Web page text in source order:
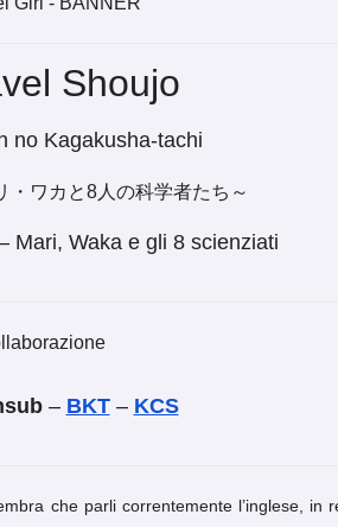
Shoujo
no Kagakusha-tachi
・ワカと8人の科学者たち～
Mari, Waka e gli 8 scienziati
– BKT– KCS
che parli correntemente l’inglese, in